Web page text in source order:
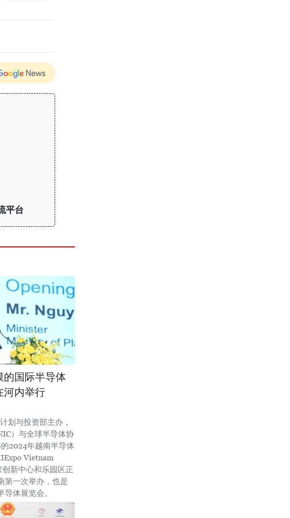
平台
的国际半导体
河内举行
划与投资部主办，
）与全球半导体协
2024年越南半导体
Vietnam
新中心和乐园区正
第一次举办，也是
体展览会。